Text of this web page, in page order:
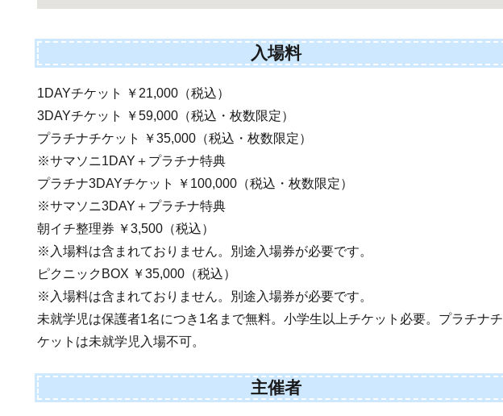
入場料
1DAYチケット ￥21,000（税込）
3DAYチケット ￥59,000（税込・枚数限定）
プラチナチケット ￥35,000（税込・枚数限定）
※サマソニ1DAY＋プラチナ特典
プラチナ3DAYチケット ￥100,000（税込・枚数限定）
※サマソニ3DAY＋プラチナ特典
朝イチ整理券 ￥3,500（税込）
※入場料は含まれておりません。別途入場券が必要です。
ピクニックBOX ￥35,000（税込）
※入場料は含まれておりません。別途入場券が必要です。
未就学児は保護者1名につき1名まで無料。小学生以上チケット必要。プラチナチ
ケットは未就学児入場不可。
主催者